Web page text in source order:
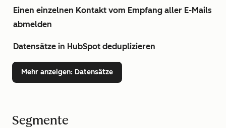
Einen einzelnen Kontakt vom Empfang aller E-Mails
abmelden
Datensätze in HubSpot deduplizieren
Mehr anzeigen: Datensätze
Segmente